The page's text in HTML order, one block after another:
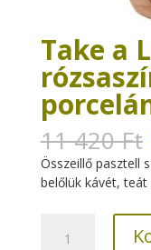
Take a
11 420Ft
Összeillő pasztell
belőlük kávét, teát